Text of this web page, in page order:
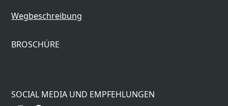
Wegbeschreibung
BROSCHÜRE
SOCIAL MEDIA UND EMPFEHLUNGEN